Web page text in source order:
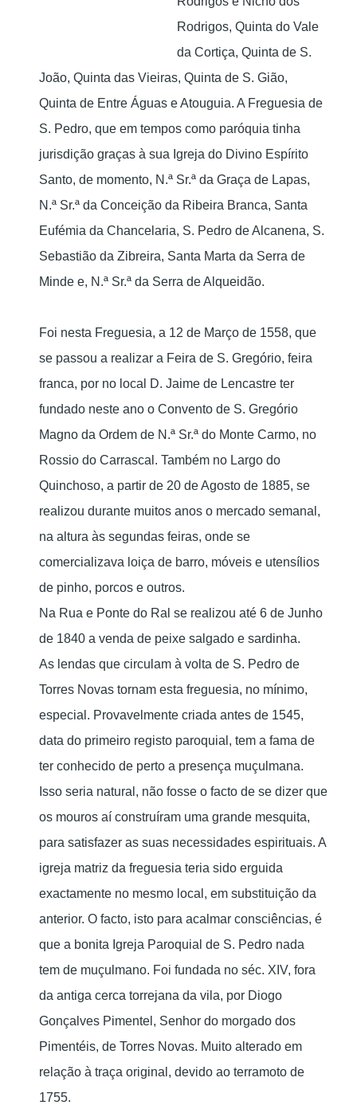
Rodrigos, Quinta do Vale
da Cortiça, Quinta de S.
João, Quinta das Vieiras, Quinta de S. Gião,
Quinta de Entre Águas e Atouguia. A Freguesia de
S. Pedro, que em tempos como paróquia tinha
jurisdição graças à sua Igreja do Divino Espírito
Santo, de momento, N.ª Sr.ª da Graça de Lapas,
N.ª Sr.ª da Conceição da Ribeira Branca, Santa
Eufémia da Chancelaria, S. Pedro de Alcanena, S.
Sebastião da Zibreira, Santa Marta da Serra de
Minde e, N.ª Sr.ª da Serra de Alqueidão.
Foi nesta Freguesia, a 12 de Março de 1558, que
se passou a realizar a Feira de S. Gregório, feira
franca, por no local D. Jaime de Lencastre ter
fundado neste ano o Convento de S. Gregório
Magno da Ordem de N.ª Sr.ª do Monte Carmo, no
Rossio do Carrascal. Também no Largo do
Quinchoso, a partir de 20 de Agosto de 1885, se
realizou durante muitos anos o mercado semanal,
na altura às segundas feiras, onde se
comercializava loiça de barro, móveis e utensílios
de pinho, porcos e outros.
Na Rua e Ponte do Ral se realizou até 6 de Junho
de 1840 a venda de peixe salgado e sardinha.
As lendas que circulam à volta de S. Pedro de
Torres Novas tornam esta freguesia, no mínimo,
especial. Provavelmente criada antes de 1545,
data do primeiro registo paroquial, tem a fama de
ter conhecido de perto a presença muçulmana.
Isso seria natural, não fosse o facto de se dizer que
os mouros aí construíram uma grande mesquita,
para satisfazer as suas necessidades espirituais. A
igreja matriz da freguesia teria sido erguida
exactamente no mesmo local, em substituição da
anterior. O facto, isto para acalmar consciências, é
que a bonita Igreja Paroquial de S. Pedro nada
tem de muçulmano. Foi fundada no séc. XIV, fora
da antiga cerca torrejana da vila, por Diogo
Gonçalves Pimentel, Senhor do morgado dos
Pimentéis, de Torres Novas. Muito alterado em
relação à traça original, devido ao terramoto de
1755.